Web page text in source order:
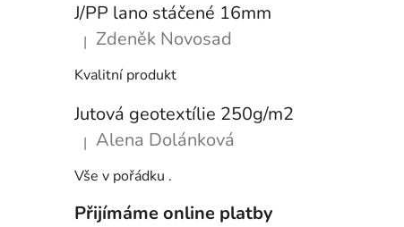
J/PP lano stáčené 16mm
Hodnocení produktu je 5 z 5 hvězdiček.
| Zdeněk Novosad
Kvalitní produkt
Jutová geotextílie 250g/m2
Hodnocení produktu je 5 z 5 hvězdiček.
| Alena Dolánková
Vše v pořádku .
Přijímáme online platby